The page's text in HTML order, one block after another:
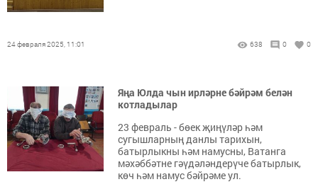
24 февраля 2025, 11:01 638 0 0
Яңа Юлда чын ирләрне бәйрәм белән
котладылар
23 февраль - бөек җиңүләр һәм
сугышларның данлы тарихын,
батырлыкны һәм намусны, Ватанга
мәхәббәтне гәүдәләндерүче батырлык,
көч һәм намус бәйрәме ул.